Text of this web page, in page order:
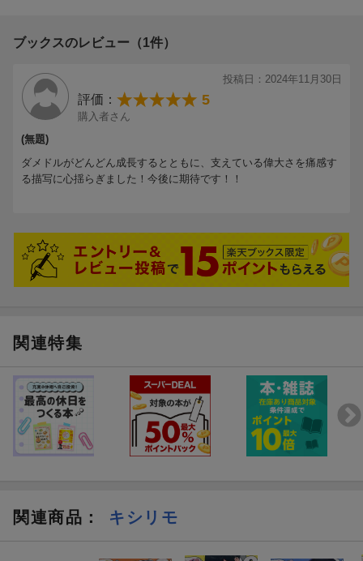
ブックスのレビュー（1件）
投稿日：2024年11月30日
評価： 5
購入者さん
(無題)
ダメドルがどんどん成長するとともに、支えている偉大さを痛感す
る描写に心揺らぎました！今後に期待です！！
関連特集
関連商品 ： キシリモ